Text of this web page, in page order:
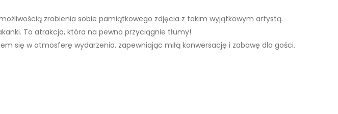
zrobienia sobie pamiątkowego zdjęcia z takim wyjątkowym artystą.
To atrakcja, która na pewno przyciągnie tłumy!
się w atmosferę wydarzenia, zapewniając miłą konwersację i zabawę dla gości.